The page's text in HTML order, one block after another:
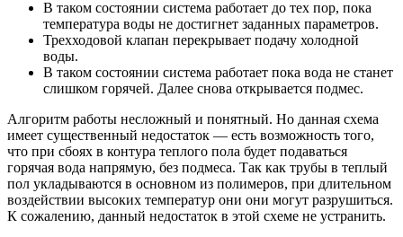
В таком состоянии система работает до тех пор, пока
температура воды не достигнет заданных параметров.
Трехходовой клапан перекрывает подачу холодной
воды.
В таком состоянии система работает пока вода не станет
слишком горячей. Далее снова открывается подмес.
Алгоритм работы несложный и понятный. Но данная схема
имеет существенный недостаток — есть возможность того,
что при сбоях в контура теплого пола будет подаваться
горячая вода напрямую, без подмеса. Так как трубы в теплый
пол укладываются в основном из полимеров, при длительном
воздействии высоких температур они они могут разрушиться.
К сожалению, данный недостаток в этой схеме не устранить.